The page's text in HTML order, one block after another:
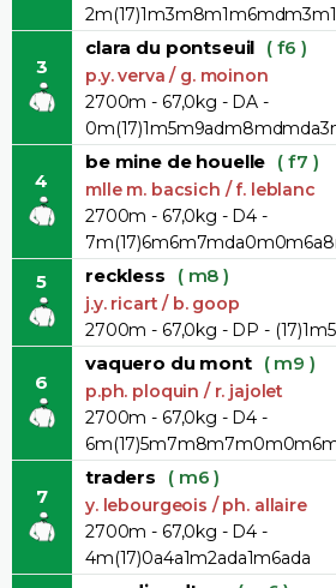
3
clara du pontseuil ( f6 )
p.y. verva / g. moinon
2700m - 67,0kg - DA -
4
be mine de houelle ( f7 )
mlle m. bacsich / f. leblanc
2700m - 67,0kg - D4 -
5 reckless ( m8 )
j.y. ricart / b. goop
2700m - 67,0kg - DP -
6
vaquero du mont ( m9 )
p.ph. ploquin / r. jajolet
2700m - 67,0kg - D4 -
7
traders ( m6 )
y. lebourgeois / ph. allaire
2700m - 67,0kg - D4 -
4m(17)0a4a1m2ada1m6ada